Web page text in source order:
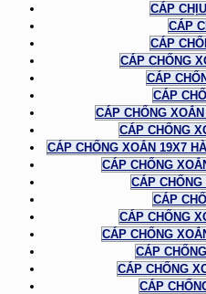
CÁP
CÁP
CÁP
CÁP CHỐNG
CÁP
CÁP
CÁP CHỐNG
CÁP CHỐNG
CÁP CHỐNG XOẮN 19X7
CÁP CHỐNG
CÁP
CÁP
CÁP CHỐNG
CÁP CHỐNG
CÁP
CÁP CHỐNG
CÁP